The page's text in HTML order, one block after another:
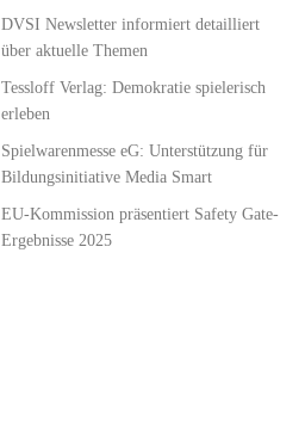
DVSI Newsletter informiert detailliert
über aktuelle Themen
Tessloff Verlag: Demokratie spielerisch
erleben
Spielwarenmesse eG: Unterstützung für
Bildungsinitiative Media Smart
EU-Kommission präsentiert Safety Gate-
Ergebnisse 2025